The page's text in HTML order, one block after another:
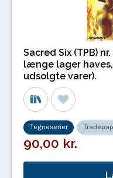
Sacred Six (TPB)
længe lager
udsolgte varer).
Tegneserier
90,00 kr.